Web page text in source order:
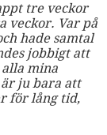
tre veckor
veckor. Var på
hade samtal
jobbigt att
mina
ju bara att
för lång tid,